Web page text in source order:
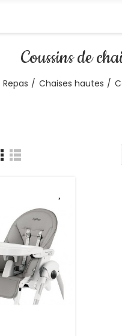
Coussins de
Repas Chaises hautes